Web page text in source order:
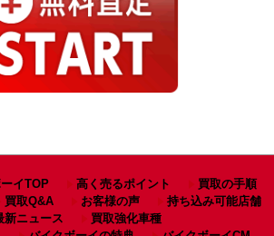
イTOP 高く売るポイント
買取の手順
買取Q&A お客様の声
持ち込み可能店舗
新ニュース
買取強化車種